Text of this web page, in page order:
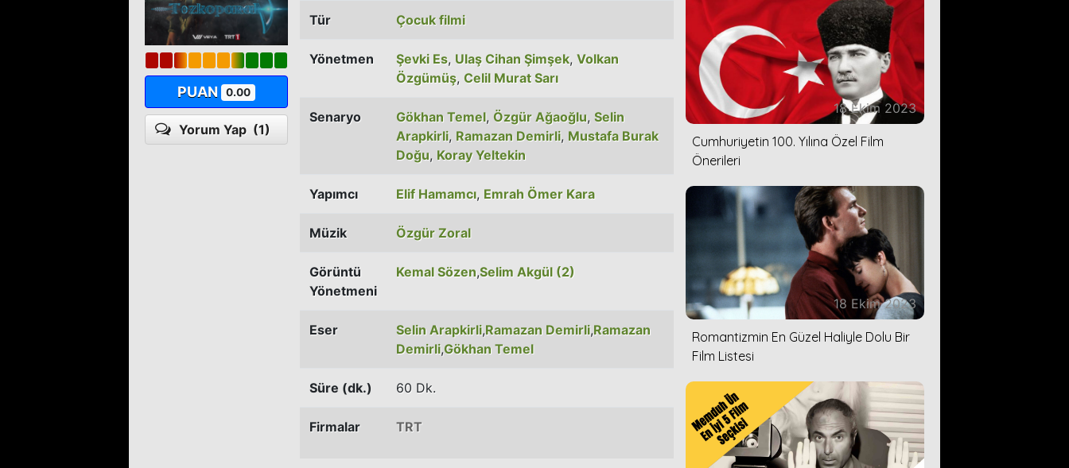
PUAN 0.00
Yorum Yap (1)
Tür Çocuk filmi
Yönetmen Şevki Es, Ulaş Cihan Şimşek, Volkan
Özgümüş, Celil Murat Sarı
Senaryo Gökhan Temel, Özgür Ağaoğlu, Selin
Arapkirli, Ramazan Demirli, Mustafa Burak
Doğu, Koray Yeltekin
Yapımcı Elif Hamamcı, Emrah Ömer Kara
Müzik Özgür Zoral
Görüntü
Yönetmeni
Kemal Sözen,Selim Akgül (2)
Eser Selin Arapkirli,Ramazan Demirli,Ramazan
Demirli,Gökhan Temel
Süre (dk.) 60 Dk.
Firmalar TRT
18 Ekim 2023
Cumhuriyetin 100. Yılına Özel Film
Önerileri
18 Ekim 2023
Romantizmin En Güzel Haliyle Dolu Bir
Film Listesi